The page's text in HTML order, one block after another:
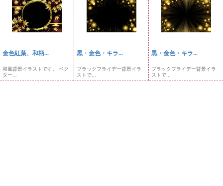
金色紅葉、和柄...
和風背景イラストです。 ベク
ター...
黒・金色・キラ...
ブラックフライデー背景イラ
ストで...
黒・金色・キラ...
ブラックフライデー背景イラ
ストで...